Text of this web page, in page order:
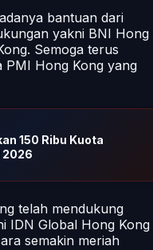
bantuan dari
yakni BNI Hong
Semoga terus
PMI Hong Kong yang
150 Ribu Kuota
2026
telah mendukung
IDN Global Hong
semakin meriah